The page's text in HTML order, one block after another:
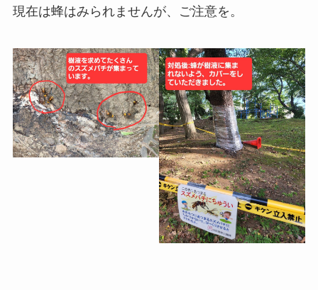
現在は蜂はみられませんが、ご注意を。